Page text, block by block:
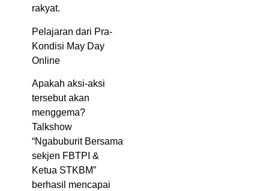
rakyat.
Pelajaran dari Pra-
Kondisi May Day
Online
Apakah aksi-aksi
tersebut akan
menggema?
Talkshow
“Ngabuburit Bersama
sekjen FBTPI &
Ketua STKBM”
berhasil mencapai